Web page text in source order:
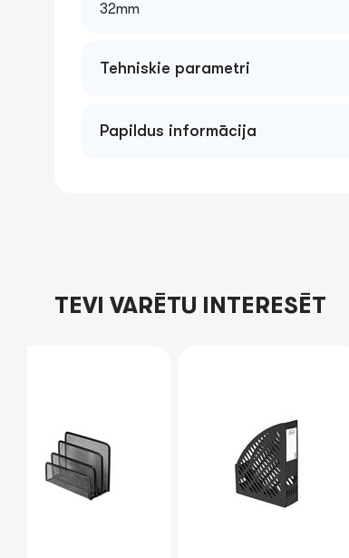
32mm
Tehniskie parametri
Papildus informācija
TEVI VARĒTU INTERESĒT